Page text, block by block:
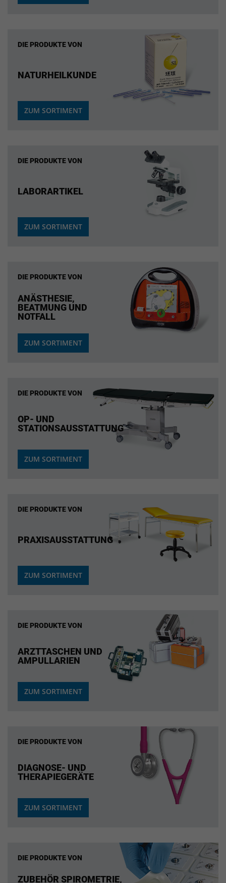
DIE PRODUKTE VON
NATURHEILKUNDE
ZUM SORTIMENT
DIE PRODUKTE VON
LABORARTIKEL
ZUM SORTIMENT
DIE PRODUKTE VON
ANÄSTHESIE,
BEATMUNG UND
NOTFALL
ZUM SORTIMENT
DIE PRODUKTE VON
OP- UND
STATIONSAUSSTATTUNG
ZUM SORTIMENT
DIE PRODUKTE VON
PRAXISAUSSTATTUNG
ZUM SORTIMENT
DIE PRODUKTE VON
ARZTTASCHEN UND
AMPULLARIEN
ZUM SORTIMENT
DIE PRODUKTE VON
DIAGNOSE- UND
THERAPIEGERÄTE
ZUM SORTIMENT
DIE PRODUKTE VON
ZUBEHÖR SPIROMETRIE,